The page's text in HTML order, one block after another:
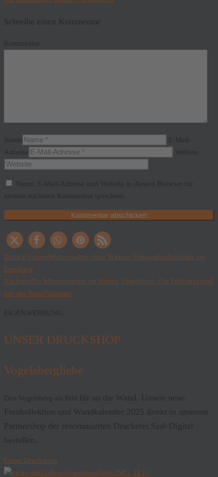
Schreibe einen Kommentar
Kommentar
Name
E-Mail-
Adresse
Website
Name, E-Mail-Adresse und Website in diesem Browser für
meinen nächsten Kommentar speichern.
ZurückVorigerWinterzauber ohne Schnee: Fotografieabenteuer am
Ernstberg
NächsterDie Märzenbecher im Hohen Vogelsberg: Ein Frühlingsgruß
aus der NaturNächster
EIGENWERBUNG
UNSER DRUCKSHOP
Vogelsbergliebe
Den Vogelsberg als Bild
für an die Wand. Unsere neue
Fotokollektion und Wandkalender 2025 direkt in unserem
Partnershop der renommierten Druckerei Saal-Digital
bestellen.
Unser Druckshop